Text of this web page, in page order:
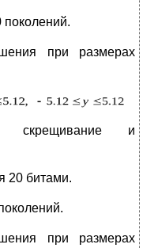
поколений.
при размерах
скрещивание и
20 битами.
при размерах